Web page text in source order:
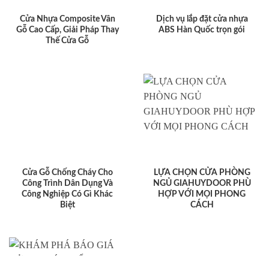
Cửa Nhựa Composite Vân
Gỗ Cao Cấp, Giải Pháp Thay
Thế Cửa Gỗ
Dịch vụ lắp đặt cửa nhựa
ABS Hàn Quốc trọn gói
Cửa Gỗ Chống Cháy Cho
Công Trình Dân Dụng Và
Công Nghiệp Có Gì Khác
Biệt
LỰA CHỌN CỬA PHÒNG
NGỦ GIAHUYDOOR PHÙ
HỢP VỚI MỌI PHONG
CÁCH